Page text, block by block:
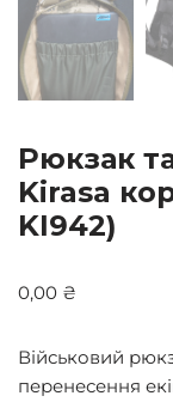
Рюкзак
Kirasa
KI942)
0,00 ₴
Військовий
перенесення